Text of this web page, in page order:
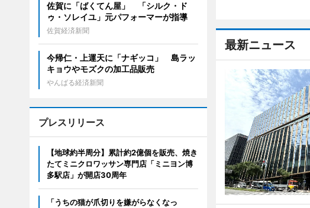
最新ニュース
佐賀に「ばくてん屋」 「シルク・ド
ゥ・ソレイユ」元パフォーマーが指導
佐賀経済新聞
今帰仁・上運天に「ナギッコ」 島ラッ
キョウやモズクの加工品販売
やんばる経済新聞
プレスリリース
【地球約半周分】累計約2億個を販売、焼き
たてミニクロワッサン専門店「ミニヨン博
多駅店」が開店30周年
「うちの猫が爪切りを嫌がらなくなっ